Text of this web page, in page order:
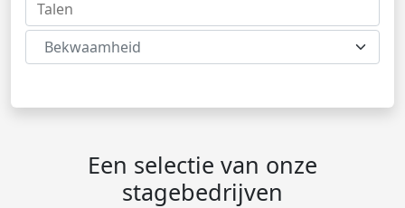
Bekwaamheid
Een selectie van onze
stagebedrijven